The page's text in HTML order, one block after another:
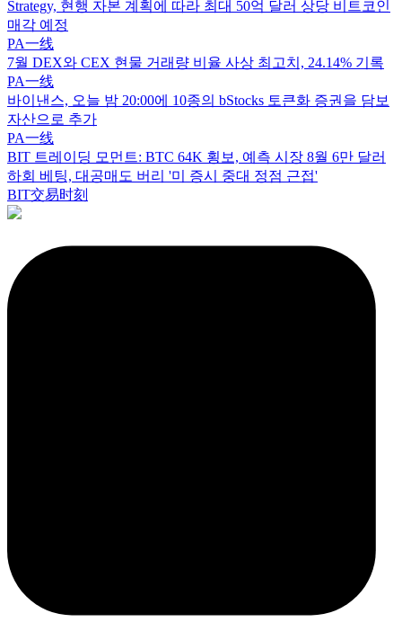
Strategy, 현행 자본 계획에 따라 최대 50억 달러 상당 비트코인
매각 예정
PA一线
7월 DEX와 CEX 현물 거래량 비율 사상 최고치, 24.14% 기록
PA一线
바이낸스, 오늘 밤 20:00에 10종의 bStocks 토큰화 증권을 담보
자산으로 추가
PA一线
BIT 트레이딩 모먼트: BTC 64K 횡보, 예측 시장 8월 6만 달러
하회 베팅, 대공매도 버리 '미 증시 중대 정점 근접'
BIT交易时刻